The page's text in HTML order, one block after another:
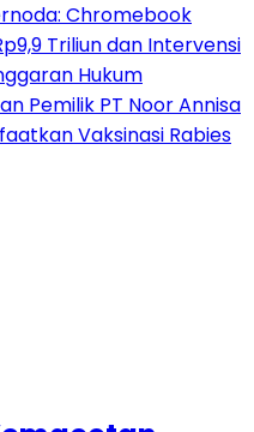
Chromebook
Triliun dan Intervensi
Hukum
Pemilik PT Noor Annisa
Vaksinasi Rabies